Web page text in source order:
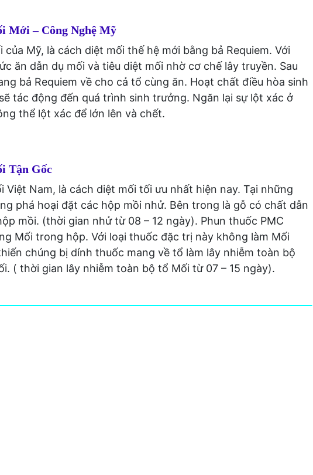
Mới – Công Nghệ Mỹ
của Mỹ, là cách diệt mối thế hệ mới bằng bả Requiem. Với
ăn dẫn dụ mối và tiêu diệt mối nhờ cơ chế lây truyền. Sau
bả Requiem về cho cả tổ cùng ăn. Hoạt chất điều hòa sinh
tác động đến quá trình sinh trưởng. Ngăn lại sự lột xác ở
thể lột xác để lớn lên và chết.
Tận Gốc
Việt Nam, là cách diệt mối tối ưu nhất hiện nay. Tại những
phá hoại đặt các hộp mồi nhử. Bên trong là gỗ có chất dẫn
mồi. (thời gian nhử từ 08 – 12 ngày). Phun thuốc PMC
Mối trong hộp. Với loại thuốc đặc trị này không làm Mối
chúng bị dính thuốc mang về tổ làm lây nhiễm toàn bộ
( thời gian lây nhiễm toàn bộ tổ Mối từ 07 – 15 ngày).